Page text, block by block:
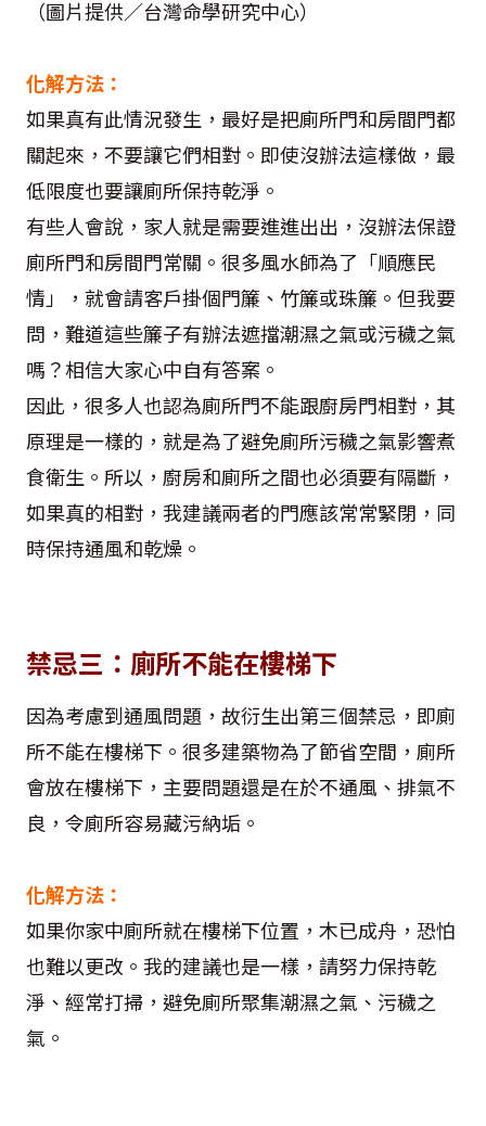
（圖片提供／台灣命學研究中心）
化解方法：
如果真有此情況發生，最好是把廁所門和房間門都
關起來，不要讓它們相對。即使沒辦法這樣做，最
低限度也要讓廁所保持乾淨。
有些人會說，家人就是需要進進出出，沒辦法保證
廁所門和房間門常關。很多風水師為了「順應民
情」，就會請客戶掛個門簾、竹簾或珠簾。但我要
問，難道這些簾子有辦法遮擋潮濕之氣或污穢之氣
嗎？相信大家心中自有答案。
因此，很多人也認為廁所門不能跟廚房門相對，其
原理是一樣的，就是為了避免廁所污穢之氣影響煮
食衛生。所以，廚房和廁所之間也必須要有隔斷，
如果真的相對，我建議兩者的門應該常常緊閉，同
時保持通風和乾燥。
禁忌三：廁所不能在樓梯下
因為考慮到通風問題，故衍生出第三個禁忌，即廁
所不能在樓梯下。很多建築物為了節省空間，廁所
會放在樓梯下，主要問題還是在於不通風、排氣不
良，令廁所容易藏污納垢。
化解方法：
如果你家中廁所就在樓梯下位置，木已成舟，恐怕
也難以更改。我的建議也是一樣，請努力保持乾
淨、經常打掃，避免廁所聚集潮濕之氣、污穢之
氣。